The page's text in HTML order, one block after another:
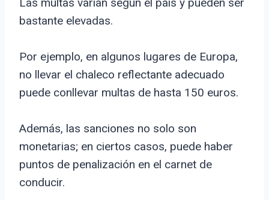
Las multas varían según el país y pueden ser
bastante elevadas.
Por ejemplo, en algunos lugares de Europa,
no llevar el chaleco reflectante adecuado
puede conllevar multas de hasta 150 euros.
Además, las sanciones no solo son
monetarias; en ciertos casos, puede haber
puntos de penalización en el carnet de
conducir.